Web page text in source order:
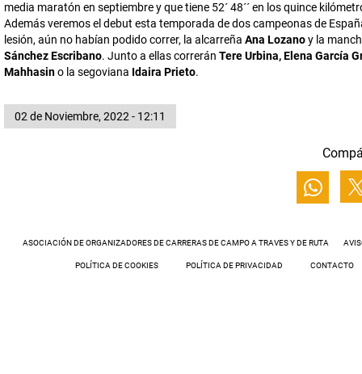
media maratón en septiembre y que tiene 52´ 48´´ en los quince
Además veremos el debut esta temporada de dos campeonas de
lesión, aún no habían podido correr, la alcarreña Ana Lozanoy la
Sánchez Escribano. Junto a ellas correrán Tere Urbina, Elena García
Mahhasino la segoviana Idaira Prieto.
02 de Noviembre, 2022 - 12:11
ASOCIACIÓN DE ORGANIZADORES DE CARRERAS DE CAMPO A TRAVES Y DE RUTA
POLÍTICA DE COOKIES POLÍTICA DE PRIVACIDAD CONTACTO